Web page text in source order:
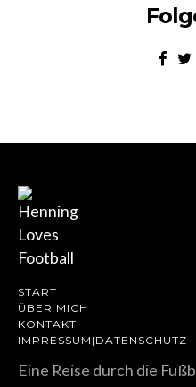
START
ÜBER MICH
KONTAKT
IMPRESSUM|DATENSCHUTZ
Eine Reise durch die